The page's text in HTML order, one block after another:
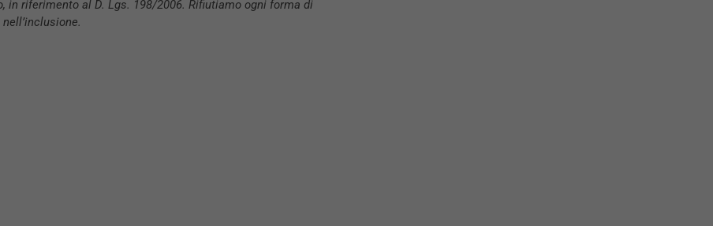
in riferimento al D. Lgs. 198/2006. Rifiutiamo ogni forma di